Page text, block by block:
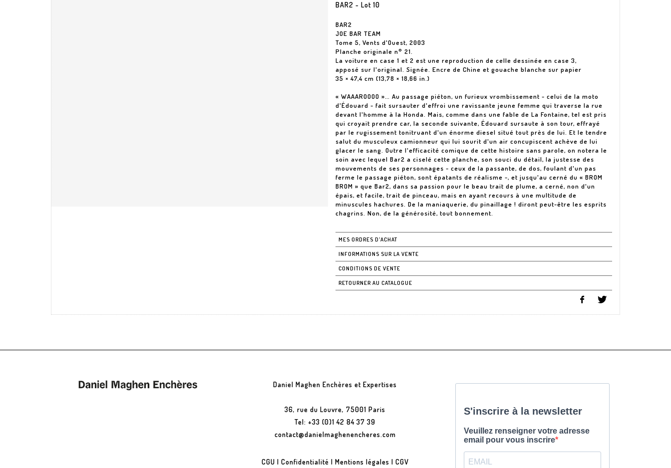
BAR2 - Lot 10
BAR2
JOE BAR TEAM
Tome 5, Vents d'Ouest, 2003
Planche originale n° 21.
La voiture en case 1 et 2 est une reproduction de celle dessinée en case 3,
apposé sur l'original. Signée. Encre de Chine et gouache blanche sur papier
35 × 47,4 cm (13,78 × 18,66 in.)
« WAAAROOOO »… Au passage piéton, un furieux vrombissement - celui de la moto
d'Édouard - fait sursauter d'effroi une ravissante jeune femme qui traverse la rue
devant l'homme à la Honda. Mais, comme dans une fable de La Fontaine, tel est pris
qui croyait prendre car, la seconde suivante, Édouard sursaute à son tour, effrayé
par le rugissement tonitruant d'un énorme diesel situé tout près de lui. Et le tendre
salut du musculeux camionneur qui lui sourit d'un air concupiscent achève de lui
glacer le sang. Outre l'efficacité comique de cette histoire sans parole, on notera le
soin avec lequel Bar2 a ciselé cette planche, son souci du détail, la justesse des
mouvements de ses personnages - ceux de la passante, de dos, foulant d'un pas
ferme le passage piéton, sont épatants de réalisme -, et jusqu'au cerné du « BROM
BROM » que Bar2, dans sa passion pour le beau trait de plume, a cerné, non d'un
épais, et facile, trait de pinceau, mais en ayant recours à une multitude de
minuscules hachures. De la maniaquerie, du pinaillage ! diront peut-être les esprits
chagrins. Non, de la générosité, tout bonnement.
MES ORDRES D'ACHAT
INFORMATIONS SUR LA VENTE
CONDITIONS DE VENTE
RETOURNER AU CATALOGUE
Daniel Maghen Enchères et Expertises
36, rue du Louvre, 75001 Paris
Tel: +33 (0)1 42 84 37 39
contact@danielmaghenencheres.com
CGU | Confidentialité | Mentions légales | CGV